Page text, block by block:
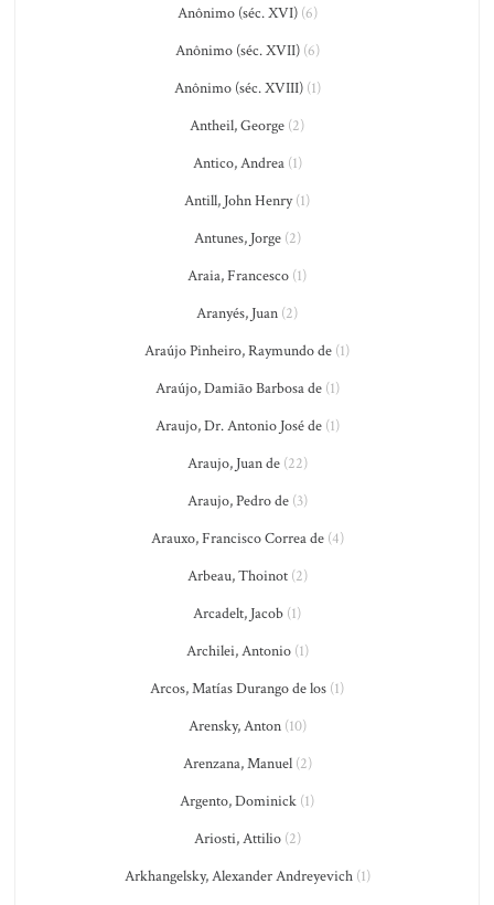
Anônimo (séc. XVI)(6)
Anônimo (séc. XVII)(6)
Anônimo (séc. XVIII)(1)
Antheil, George (2)
Antico, Andrea(1)
Antill, John Henry(1)
Antunes, Jorge(2)
Araia, Francesco (1)
Aranyés, Juan (2)
Araújo Pinheiro, Raymundo de (1)
Araújo, Damião Barbosa de(1)
Araujo, Dr. Antonio José de(1)
Araujo, Juan de(22)
Araujo, Pedro de(3)
Arauxo, Francisco Correa de(4)
Arbeau, Thoinot(2)
Arcadelt, Jacob (1)
Archilei, Antonio(1)
Arcos, Matías Durango de los (1)
Arensky, Anton(10)
Arenzana, Manuel(2)
Argento, Dominick (1)
Ariosti, Attilio(2)
Arkhangelsky, Alexander Andreyevich(1)